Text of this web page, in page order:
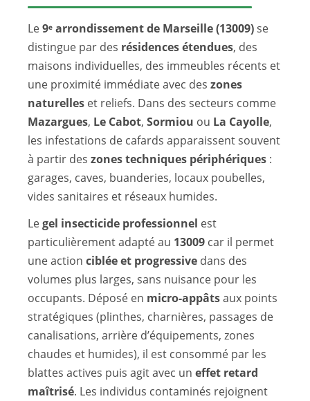
Le9ᵉ arrondissement de Marseille (13009)se
distingue par des résidences étendues, des
maisons individuelles, des immeubles récents et
une proximité immédiate avec des zones
naturelles et reliefs. Dans des secteurs comme
Mazargues, Le Cabot, Sormiou ou La Cayolle,
les infestations de cafards apparaissent souvent
à partir des zones techniques périphériques :
garages, caves, buanderies, locaux poubelles,
vides sanitaires et réseaux humides.
Legel insecticide professionnel est
particulièrement adapté au 13009 car il permet
une action ciblée et progressive dans des
volumes plus larges, sans nuisance pour les
occupants. Déposé en micro-appâtsaux points
stratégiques (plinthes, charnières, passages de
canalisations, arrière d’équipements, zones
chaudes et humides), il est consommé par les
blattes actives puis agit avec un effet retard
maîtrisé. Les individus contaminés rejoignent